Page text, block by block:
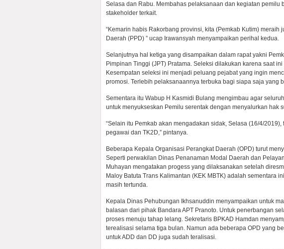
Selasa dan Rabu. Membahas pelaksanaan dan kegiatan pemilu
stakeholder terkait.
“Kemarin habis Rakorbang provinsi, kita (Pemkab Kutim)
Daerah (PPD) ” ucap Irawansyah menyampaikan perihal kedua.
Selanjutnya hal ketiga yang disampaikan dalam rapat yakni
Pimpinan Tinggi (JPT) Pratama. Seleksi dilakukan karena saat
Kesempatan seleksi ini menjadi peluang pejabat yang ingin
promosi. Terlebih pelaksanaannya terbuka bagi siapa saja yang
Sementara itu Wabup H Kasmidi Bulang mengimbau agar
untuk menyukseskan Pemilu serentak dengan menyalurkan hak
“Selain itu Pemkab akan mengadakan sidak, Selasa (16/4/
pegawai dan TK2D,” pintanya.
Beberapa Kepala Organisasi Perangkat Daerah (OPD) turut
Seperti perwakilan Dinas Penanaman Modal Daerah dan
Muhayan mengatakan progess yang dilaksanakan setelah
Maloy Batuta Trans Kalimantan (KEK MBTK) adalah sementara
masih tertunda.
Kepala Dinas Pehubungan Ikhsanuddin menyampaikan untuk
balasan dari pihak Bandara APT Pranoto. Untuk penerbangan
proses menuju tahap lelang. Sekretaris BPKAD Hamdan
terealisasi selama tiga bulan. Namun ada beberapa OPD yang
untuk ADD dan DD juga sudah teralisasi.